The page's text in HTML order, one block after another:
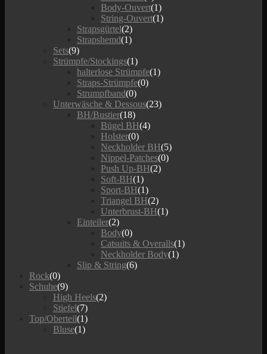
Body-Ouvert(1)
String-Ouvert(1)
Strapsgürtel(2)
Strapshemd(1)
Sets(9)
Strümpfe/Stockings(1)
halterlose Strümpfe(1)
Straps-Strümpfe(0)
Strumpfband(0)
Unterwäsche & Dessous(23)
BH/Bustier(18)
Bügel BH(4)
Holster(0)
Neckholder BH(5)
Nippel-Patches(0)
Push Up-BH(2)
Soft-BH(1)
Sport-BH(1)
Triangel BH(2)
Unterbrust-BH(1)
Einteiler(2)
Body(0)
Catsuits & Overalls(1)
Neckholder Body(1)
Slip & String(6)
Rock(0)
Schuhe(9)
High Heels(2)
Stiefel(7)
Top/Oberteil(1)
Bluse(1)